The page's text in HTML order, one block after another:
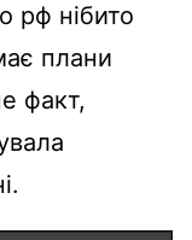
рф нібито
плани
факт,